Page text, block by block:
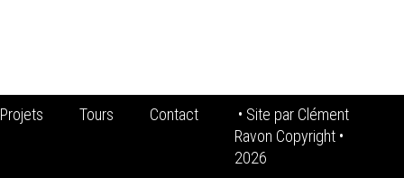
Projets Tours Contact • Site par Clément
Ravon Copyright •
2026